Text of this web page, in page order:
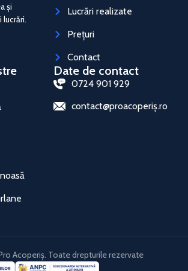
și
Lucrări realizate
Prețuri
Contact
Date de contact
0724 901 929
contact@proacoperiș.ro
Acoperiș. Toate drepturile rezervate